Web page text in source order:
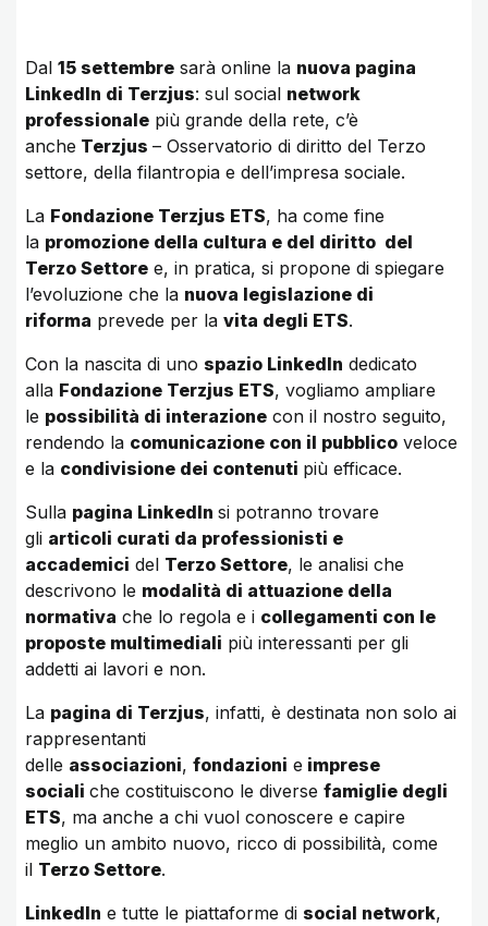
Dal 15 settembre sarà online la nuova pagina
LinkedIn di Terzjus: sul social network
professionale più grande della rete, c’è
anche Terzjus – Osservatorio di diritto del Terzo
settore, della filantropia e dell’impresa sociale.
La Fondazione Terzjus ETS, ha come fine
la promozione della cultura e del diritto del
Terzo Settore e, in pratica, si propone di spiegare
l’evoluzione che la nuova legislazione di
riforma prevede per la vita degli ETS.
Con la nascita di uno spazio LinkedIn dedicato
alla Fondazione Terzjus ETS, vogliamo ampliare
le possibilità di interazione con il nostro seguito,
rendendo la comunicazione con il pubblico veloce
e la condivisione dei contenuti più efficace.
Sulla pagina LinkedIn si potranno trovare
gli articoli curati da professionisti e
accademici del Terzo Settore, le analisi che
descrivono le modalità di attuazione della
normativa che lo regola e i collegamenti con le
proposte multimediali più interessanti per gli
addetti ai lavori e non.
La pagina di Terzjus, infatti, è destinata non solo ai
rappresentanti
delle associazioni, fondazioni e imprese
sociali che costituiscono le diverse famiglie degli
ETS, ma anche a chi vuol conoscere e capire
meglio un ambito nuovo, ricco di possibilità, come
il Terzo Settore.
LinkedIn e tutte le piattaforme di social network,